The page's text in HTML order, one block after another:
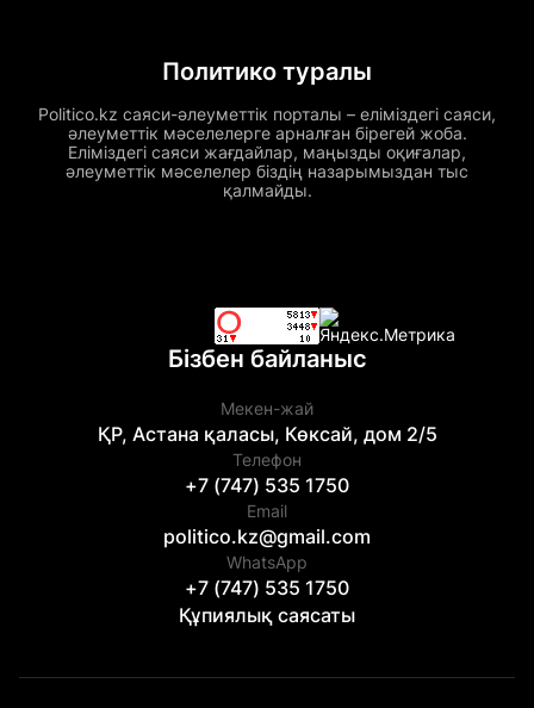
Политико туралы
Politico.kz саяси-әлеуметтік порталы – еліміздегі саяси,
әлеуметтік мәселелерге арналған бірегей жоба.
Еліміздегі саяси жағдайлар, маңызды оқиғалар,
әлеуметтік мәселелер біздің назарымыздан тыс
қалмайды.
Бізбен байланыс
Мекен-жай
ҚР, Астана қаласы, Көксай, дом 2/5
Телефон
+7 (747) 535 1750
Email
politico.kz@gmail.com
WhatsApp
+7 (747) 535 1750
Құпиялық саясаты